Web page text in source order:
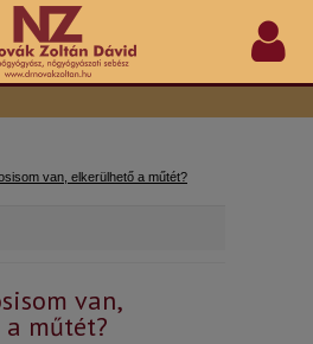
van, elkerülhető a műtét?
van,
műtét?